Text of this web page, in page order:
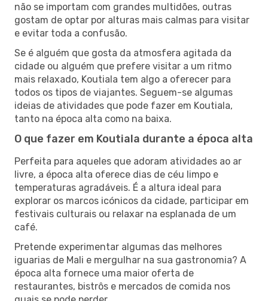
não se importam com grandes multidões, outras
gostam de optar por alturas mais calmas para visitar
e evitar toda a confusão.
Se é alguém que gosta da atmosfera agitada da
cidade ou alguém que prefere visitar a um ritmo
mais relaxado, Koutiala tem algo a oferecer para
todos os tipos de viajantes. Seguem-se algumas
ideias de atividades que pode fazer em Koutiala,
tanto na época alta como na baixa.
O que fazer em Koutiala durante a época alta
Perfeita para aqueles que adoram atividades ao ar
livre, a época alta oferece dias de céu limpo e
temperaturas agradáveis. É a altura ideal para
explorar os marcos icónicos da cidade, participar em
festivais culturais ou relaxar na esplanada de um
café.
Pretende experimentar algumas das melhores
iguarias de Mali e mergulhar na sua gastronomia? A
época alta fornece uma maior oferta de
restaurantes, bistrôs e mercados de comida nos